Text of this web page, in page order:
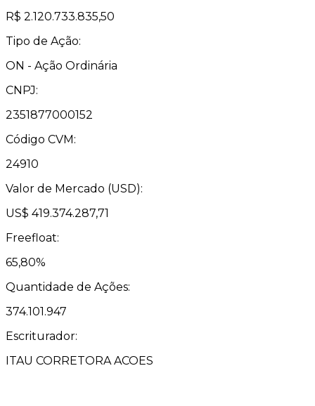
R$ 2.120.733.835,50
Tipo de Ação:
ON - Ação Ordinária
CNPJ:
2351877000152
Código CVM:
24910
Valor de Mercado (USD):
US$ 419.374.287,71
Freefloat:
65,80%
Quantidade de Ações:
374.101.947
Escriturador:
ITAU CORRETORA ACOES